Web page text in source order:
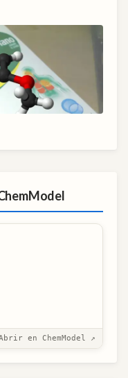
en ChemModel ↗